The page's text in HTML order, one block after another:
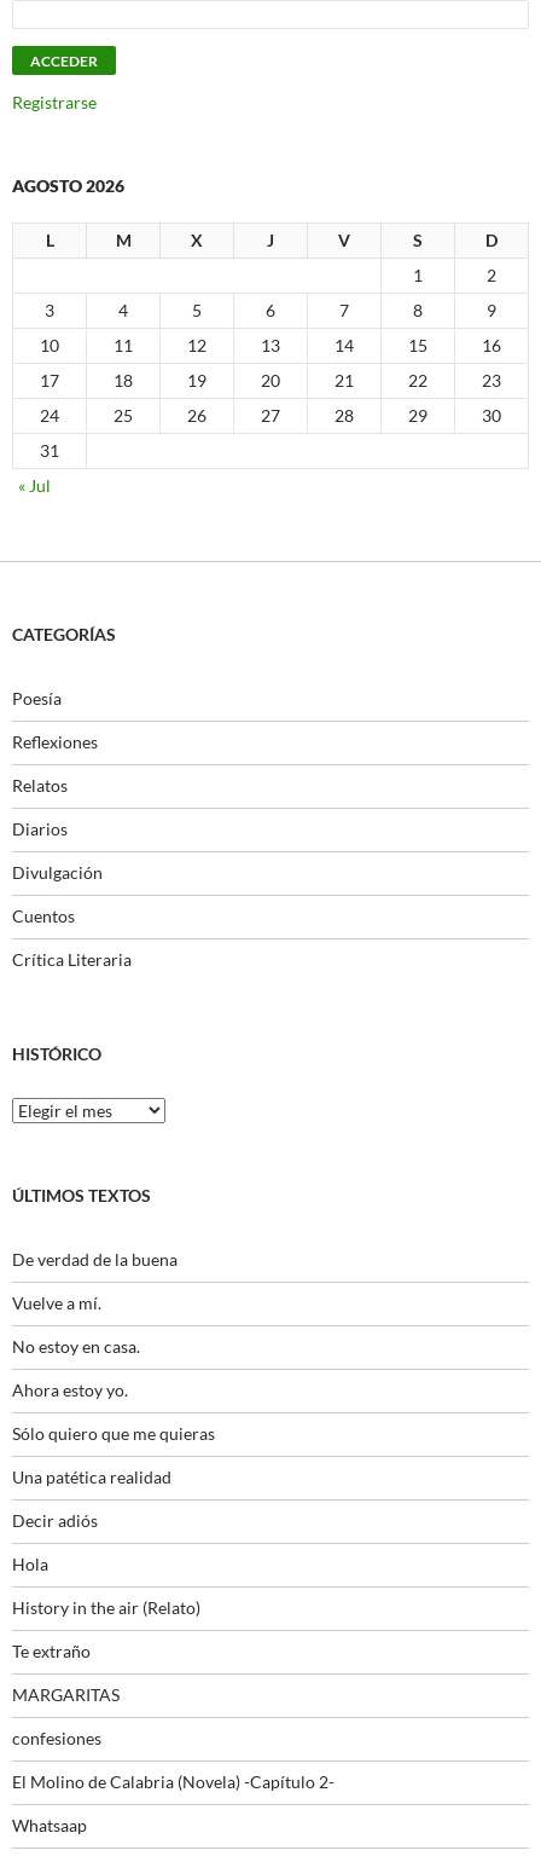
Registrarse
AGOSTO 2026
L M X J V S
D
1
2
3
4 5 6 7 8
9
10
11 12 13 14 15
16
17
18 19 20 21 22
23
24
25 26 27 28 29
30
31
« Jul
CATEGORÍAS
Poesía
Reflexiones
Relatos
Diarios
Divulgación
Cuentos
Crítica Literaria
HISTÓRICO
Histórico
ÚLTIMOS TEXTOS
De verdad de la buena
Vuelve a mí.
No estoy en casa.
Ahora estoy yo.
Sólo quiero que me quieras
Una patética realidad
Decir adiós
Hola
History in the air (Relato)
Te extraño
MARGARITAS
confesiones
El Molino de Calabria (Novela) -Capítulo 2-
Whatsaap